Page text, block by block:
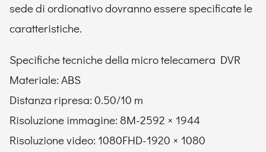
sede di ordionativo dovranno essere specificate le
caratteristiche.
Specifiche tecniche della micro telecamera DVR
Materiale: ABS
Distanza ripresa: 0.50/10 m
Risoluzione immagine: 8M-2592 × 1944
Risoluzione video: 1080FHD-1920 × 1080